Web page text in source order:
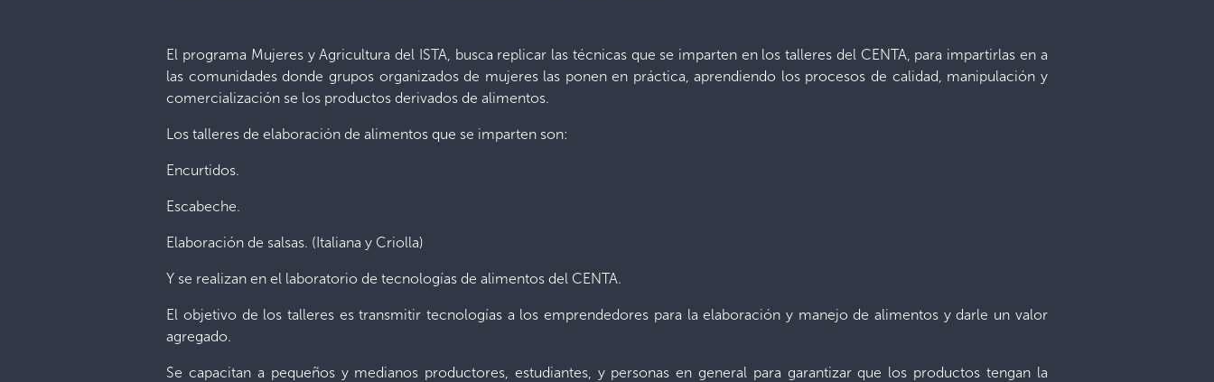
El programa Mujeres y Agricultura del ISTA, busca replicar las técnicas que se imparten en los talleres del CENTA, para impartirlas en a
las comunidades donde grupos organizados de mujeres las ponen en práctica, aprendiendo los procesos de calidad, manipulación y
comercialización se los productos derivados de alimentos.
Los talleres de elaboración de alimentos que se imparten son:
Encurtidos.
Escabeche.
Elaboración de salsas. (Italiana y Criolla)
Y se realizan en el laboratorio de tecnologías de alimentos del CENTA.
El objetivo de los talleres es transmitir tecnologías a los emprendedores para la elaboración y manejo de alimentos y darle un valor
agregado.
Se capacitan a pequeños y medianos productores, estudiantes, y personas en general para garantizar que los productos tengan la